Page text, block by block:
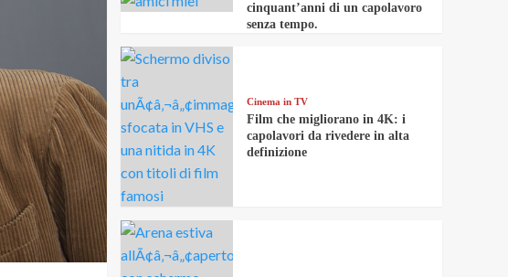
cinquant’anni di un capolavoro
senza tempo.
Cinema in TV
Film che migliorano in 4K: i
capolavori da rivedere in alta
definizione